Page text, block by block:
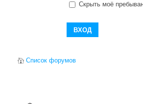
Скрыть моё
Список форумов